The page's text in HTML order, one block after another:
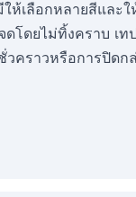
ห้เลือกหลายสีและ
โดยไม่ทิ้งคราบ เ
คราวหรือการปิดก